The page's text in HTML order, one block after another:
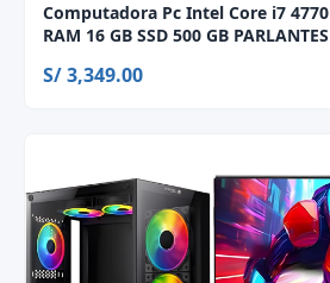
Computadora Pc Intel Core i7 4770 Monitor 24 fhd'
RAM 16 GB SSD 500 GB PARLANTES
S/ 3,349.00